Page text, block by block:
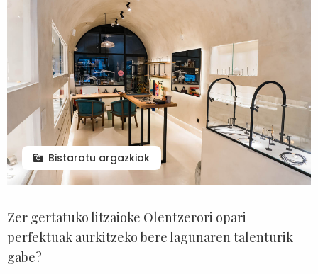
Bistaratu argazkiak
Zer gertatuko litzaioke Olentzerori opari
perfektuak aurkitzeko bere lagunaren talenturik
gabe?